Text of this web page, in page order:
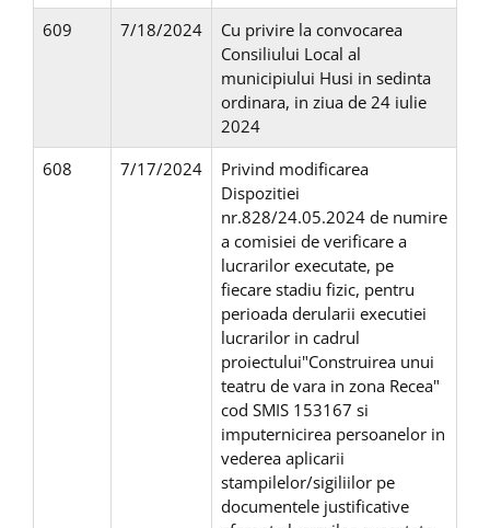
609
7/18/2024
Cu privire la convocarea
Consiliului Local al
municipiului Husi in sedinta
ordinara, in ziua de 24 iulie
2024
608
7/17/2024
Privind modificarea
Dispozitiei
nr.828/24.05.2024 de numire
a comisiei de verificare a
lucrarilor executate, pe
fiecare stadiu fizic, pentru
perioada derularii executiei
lucrarilor in cadrul
proiectului"Construirea unui
teatru de vara in zona Recea"
cod SMIS 153167 si
imputernicirea persoanelor in
vederea aplicarii
stampilelor/sigiliilor pe
documentele justificative